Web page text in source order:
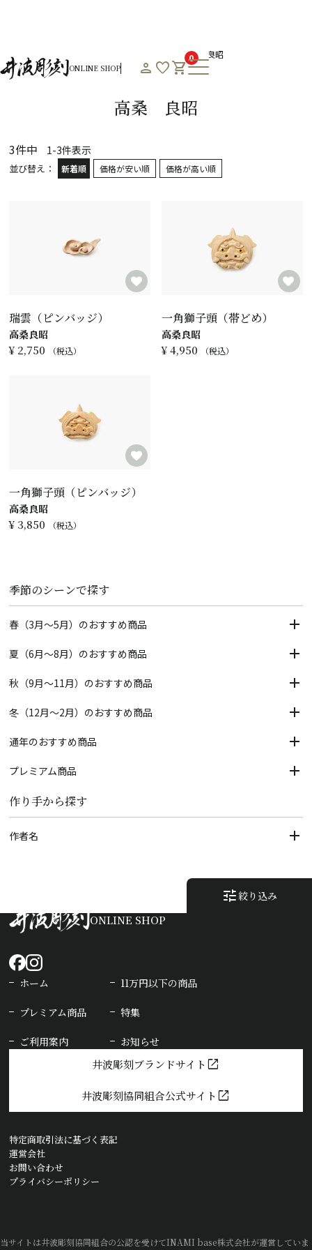
ONLINE SHOP person favoriteshopping_cart
0
HOME 高桑 良昭
高桑 良昭
並び替え 新着順 価格が安い順 価格が高い順
3件中 1-3件表示
瑞雲（ピンバッジ）
¥ 2,750 税込
高桑良昭
一角獅子頭（帯どめ）
¥4,950 税込
高桑良昭
一角獅子頭（ピンバッジ）
¥ 3,850 税込
高桑良昭
季節のシーンで探す
春（3月～5月）のおすすめ商品
夏（6月～8月）のおすすめ商品
秋（9月～11月）のおすすめ商品
冬（12月～2月）のおすすめ商品
通年のおすすめ商品
プレミアム商品
作り手から探す
作者名
tune絞り込み
ONLINE SHOP
ホーム 11万円以下の商品
プレミアム商品 特集
ご利用案内 お知らせ
井波彫刻ブランドサイト open_in_new
井波彫刻協同組合公式サイト open_in_new
特定商取引法に基づく表記
運営会社
お問い合わせ
プライバシーポリシー
当サイトは井波彫刻協同組合の公認を受けてINAMI base株式会社が運営していま